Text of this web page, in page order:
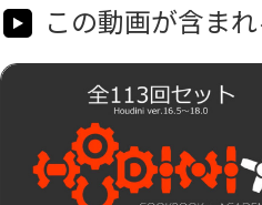
この動画が含ま